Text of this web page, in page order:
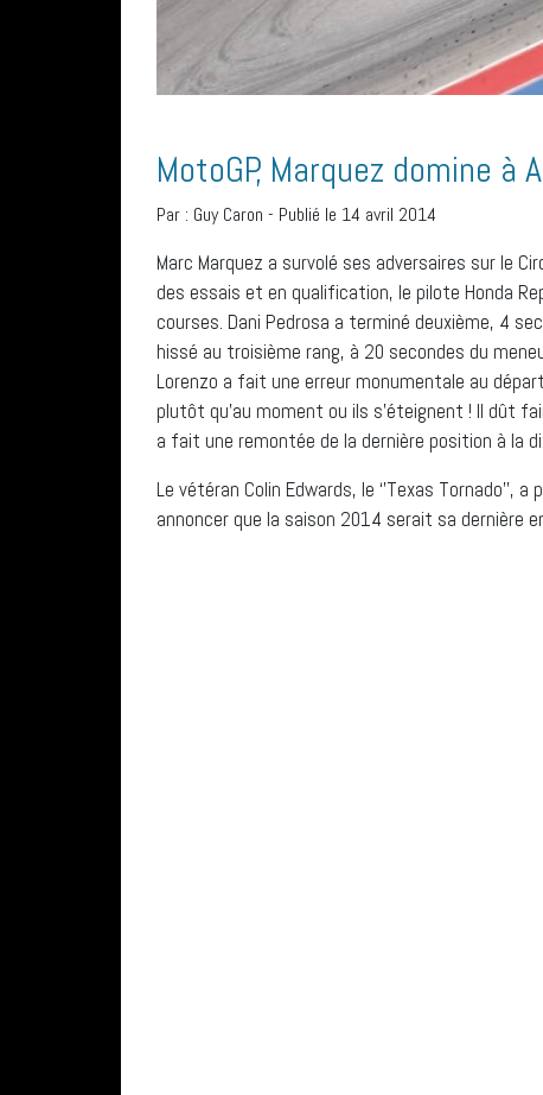
MotoGP, Marquez domine à
Par : Guy Caron - Publié le 14 avril 2014
Marc Marquez a survolé ses adversaires sur le
des essais et en qualification, le pilote Honda
courses. Dani Pedrosa a terminé deuxième, 4
hissé au troisième rang, à 20 secondes du
Lorenzo a fait une erreur monumentale au
plutôt qu’au moment ou ils s’éteignent ! Il dût
a fait une remontée de la dernière position à la
Le vétéran Colin Edwards, le ‘’Texas
annoncer que la saison 2014 serait sa dernière